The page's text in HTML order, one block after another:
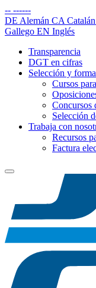
-- ------
DE Alemán CA Catalán
Gallego EN Inglés
Transparencia
DGT en cifras
Selección y
Cursos
Concursos
Selección
Trabaja con
Recursos
Factura